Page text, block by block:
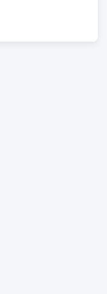
ko'rsatildi